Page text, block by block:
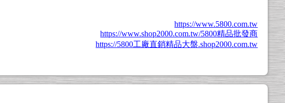
https://www.5800.com.tw
https://www.shop2000.com.tw/5800精品批發商
https://5800工廠直銷精品大盤.shop2000.com.tw